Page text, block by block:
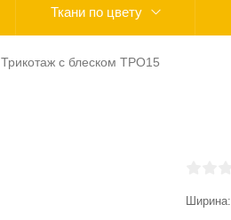
Ткани по цвету
Трикотаж с блеском ТРО15
Ширина